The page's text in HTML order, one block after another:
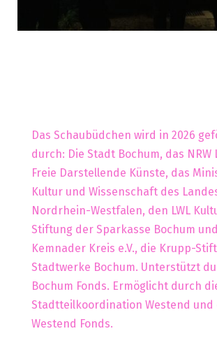
Das Schaubüdchen wird in 2026
durch: Die Stadt Bochum, das NRW
Freie Darstellende Künste, das
Kultur und Wissenschaft des
Nordrhein-Westfalen, den LWL
Stiftung der Sparkasse Bochum
Kemnader Kreis e.V., die Krupp-
Stadtwerke Bochum. Unterstützt
Bochum Fonds. Ermöglicht durch
Stadtteilkoordination Westend und
Westend Fonds.